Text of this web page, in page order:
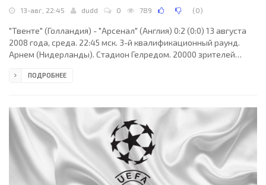
13-авг, 22:45 dudd 0 789 (0)
"Твенте" (Голландия) - "Арсенал" (Англия) 0:2 (0:0) 13 августа
2008 года, среда. 22:45 мск. 3-й квалификационный раунд.
Арнем (Нидерланды). Стадион Гелредом. 20000 зрителей
Мальенко (Памплона, Испания). "Твенте": Сандер Бошкер, Роб
90+3), Марко Арнаутович (Патрик Герритсен, 90+1), Романо
Деннебом, Элджеро Элиа (Стейн
ПОДРОБНЕЕ